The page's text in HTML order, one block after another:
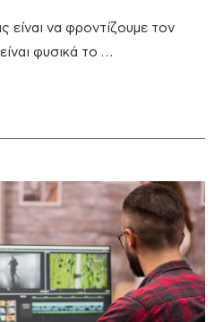
είναι να φροντίζουμε τον
φυσικά το …